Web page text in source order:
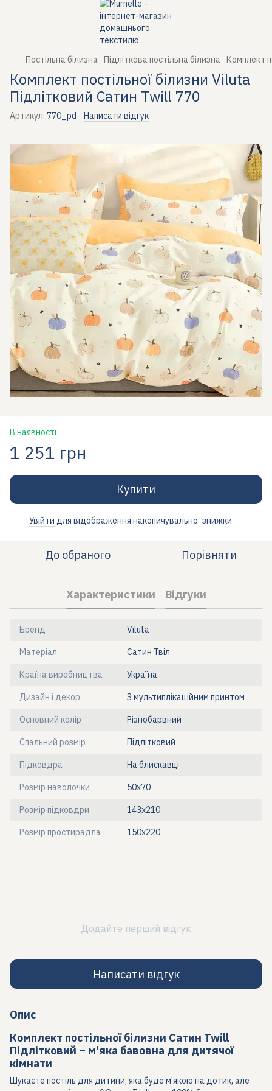
Постільна білизна Підліткова постільна білизна Комплект
Комплект постільної білизни Viluta
Підлітковий Сатин Twill 770
Артикул: 770_pd Написати відгук
В наявності
1 251 грн
Купити
Увійти для відображення накопичувальної знижки
До обраного Порівняти
Характеристики Відгуки
Бренд Viluta
Матеріал Сатин Твіл
Країна виробництва Україна
Дизайн і декор З мультиплікаційним принтом
Основний колір Різнобарвний
Спальний розмір Підлітковий
Підковдра На блискавці
Розмір наволочки 50х70
Розмір підковдри 143x210
Розмір простирадла 150х220
Додайте перший відгук
Написати відгук
Опис
Комплект постільної білизни Сатин Twill
Підлітковий – м'яка бавовна для дитячої
кімнати
Шукаєте постіль для дитини, яка буде м'якою на дотик, але